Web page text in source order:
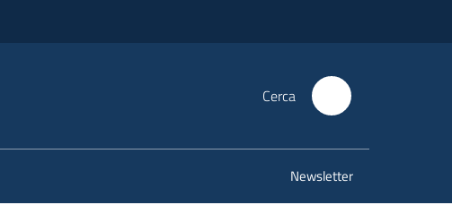
Cerca
Newsletter